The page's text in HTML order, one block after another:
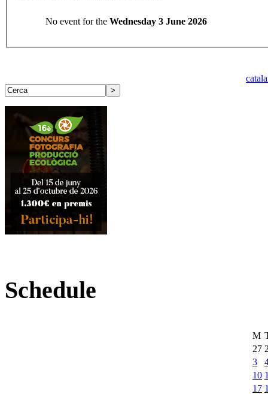
No event for the Wednesday 3 June 2026
Schedule
M
27
3
10
17